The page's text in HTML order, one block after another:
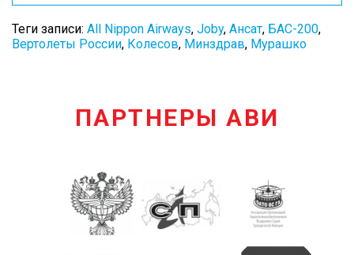
Теги записи: All Nippon Airways, Joby, Ансат, БАС-200,
Вертолеты России, Колесов, Минздрав, Мурашко
ПАРТНЕРЫ АВИ